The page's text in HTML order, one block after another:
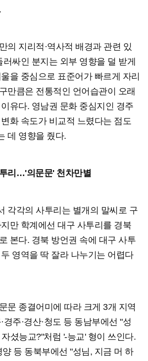
의 지리적·역사적 배경과 관련 있
싸인 분지는 외부 영향을 덜 받게
을 중심으로 표준어가 빠르게 자리
만큼은 전통적인 언어습관이 오래
유다. 영남권 문화 중심지인 경주
화 속도가 비교적 느렸다는 점도
데 영향을 줬다.
리…'의문문' 천차만별
각각의 사투리는 별개의 말씨로 구
만 학계에선 대구 사투리를 경북
본다. 경북 방언권 속에 대구 사투
영역을 딱 잘라 나누기는 어렵다
문 종결어미에 따라 크게 3개 지역
경주·경산·청도 등 동남부에선 "성
셨능교?"처럼 '-능교' 형이 쓰인다.
양 등 동북부에선 "성님, 지금 머 하